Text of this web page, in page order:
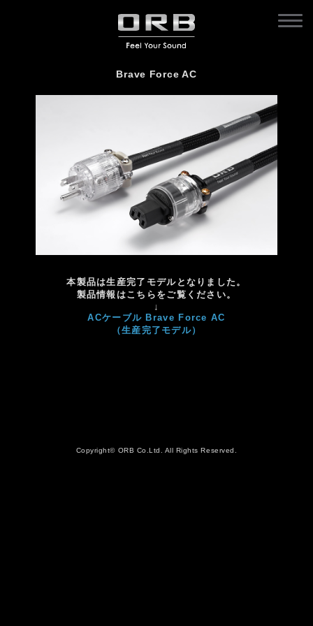
Brave Force AC
本製品は生産完了モデルとなりました。
製品情報はこちらをご覧ください。
↓
ACケーブル Brave Force AC
（生産完了モデル）
Copyright© ORB Co.Ltd. All Rights Reserved.